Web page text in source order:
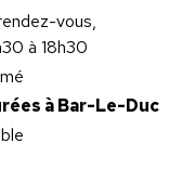
vous,
à 18h30
à Bar-Le-Duc